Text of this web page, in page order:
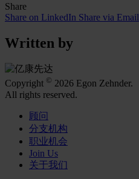
Share
Share on LinkedIn Share via Email
Written by
Copyright © 2026 Egon Zehnder.
All rights reserved.
顾问
分支机构
职业机会
Join Us
关于我们